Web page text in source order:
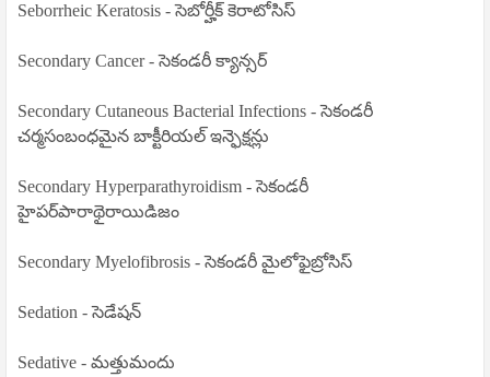
Seborrheic Keratosis - సెబోర్హీక్ కెరాటోసిస్
Secondary Cancer - సెకండరీ క్యాన్సర్
Secondary Cutaneous Bacterial Infections - సెకండరీ
చర్మసంబంధమైన బాక్టీరియల్ ఇన్ఫెక్షన్లు
Secondary Hyperparathyroidism - సెకండరీ
హైపర్‌పారాథైరాయిడిజం
Secondary Myelofibrosis - సెకండరీ మైలోఫైబ్రోసిస్
Sedation - సెడేషన్
Sedative - మత్తుమందు